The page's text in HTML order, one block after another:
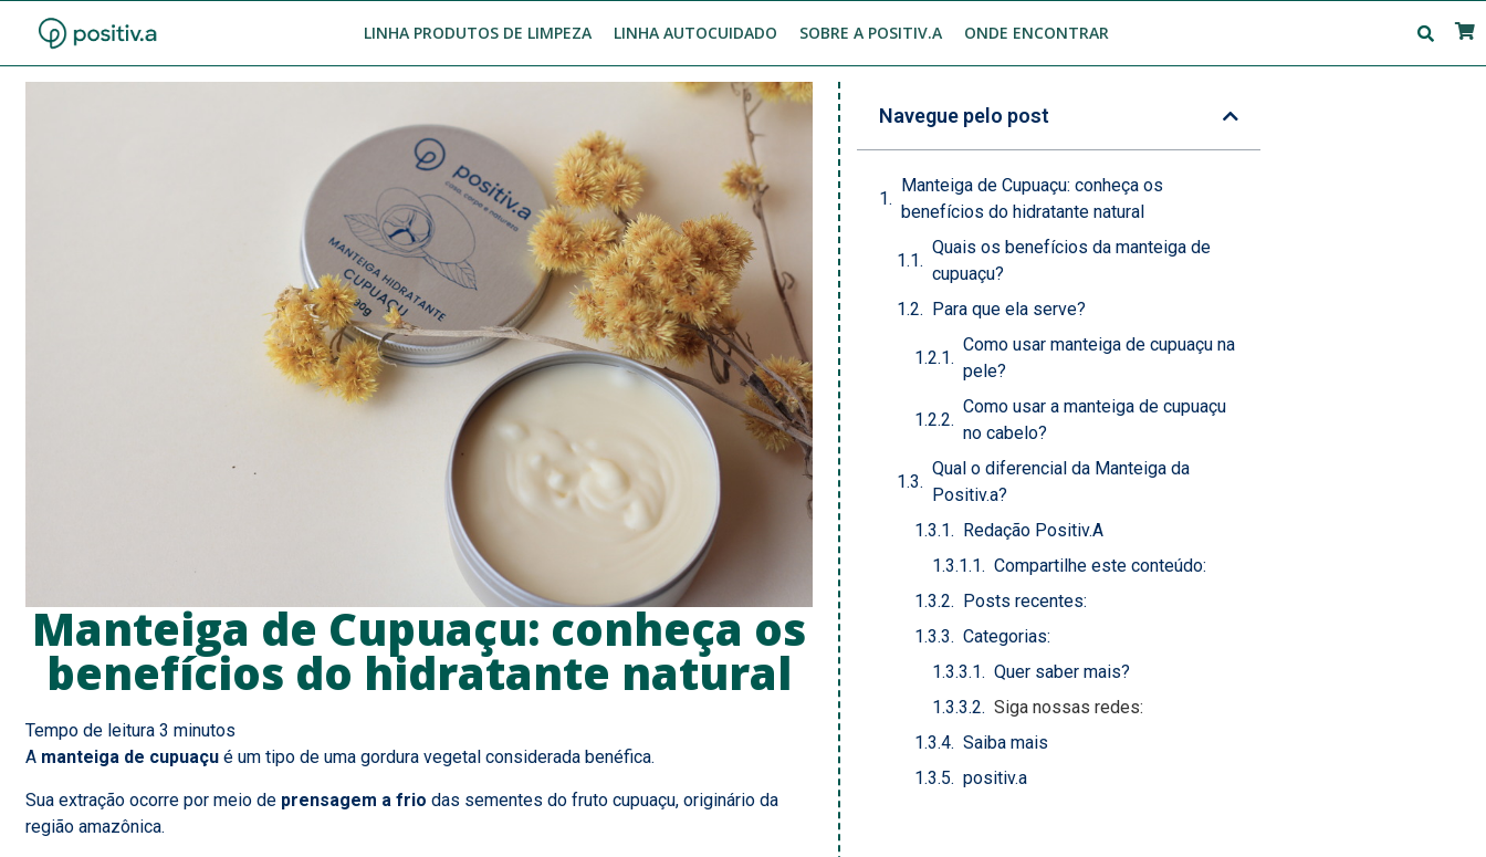
LINHA PRODUTOS DE LIMPEZA LINHA AUTOCUIDADO SOBRE A POSITIV.A ONDE ENCONTRAR
Manteiga de Cupuaçu: conheça os
benefícios do hidratante natural
A manteiga de cupuaçué um tipo de uma gordura vegetal considerada benéfica.
Sua extração ocorre por meio de prensagem a frio das sementes do fruto cupuaçu, originário da
região amazônica.
Navegue pelo post
Manteiga de Cupuaçu: conheça os
benefícios do hidratante natural
Quais os benefícios da manteiga de
cupuaçu?
Para que ela serve?
Como usar manteiga de cupuaçu na
pele?
Como usar a manteiga de cupuaçu
no cabelo?
Qual o diferencial da Manteiga da
Positiv.a?
Redação Positiv.A
Compartilhe este conteúdo:
Posts recentes:
Categorias:
Quer saber mais?
Siga nossas redes:
Saiba mais
positiv.a